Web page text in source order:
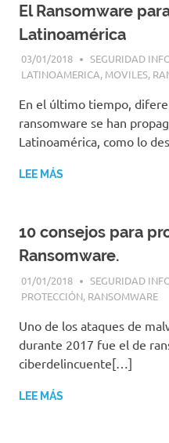
El Ransomware
Latinoamérica
03/01/2018
SEGURIDAD
LATINOAMERICA, MOVILES,
En el último tiempo,
ransomware se han
Latinoamérica, como lo
LEE MÁS
10 consejos para
Ransomware.
01/01/2018
SEGURIDAD
PROTECCIÓN, RANSOMWARE
Uno de los ataques de
durante 2017 fue el de
ciberdelincuente[…]
LEE MÁS